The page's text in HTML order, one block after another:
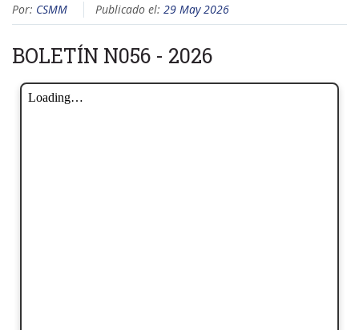
Por: CSMM Publicado el: 29 May 2026
BOLETÍN N056 - 2026